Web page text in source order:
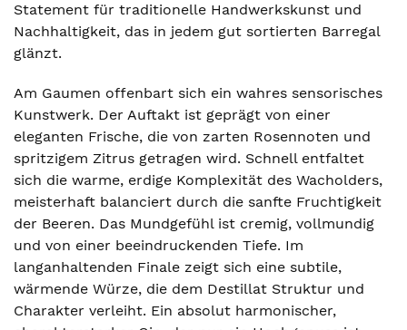
Statement für traditionelle Handwerkskunst und
Nachhaltigkeit, das in jedem gut sortierten Barregal
glänzt.
Am Gaumen offenbart sich ein wahres sensorisches
Kunstwerk. Der Auftakt ist geprägt von einer
eleganten Frische, die von zarten Rosennoten und
spritzigem Zitrus getragen wird. Schnell entfaltet
sich die warme, erdige Komplexität des Wacholders,
meisterhaft balanciert durch die sanfte Fruchtigkeit
der Beeren. Das Mundgefühl ist cremig, vollmundig
und von einer beeindruckenden Tiefe. Im
langanhaltenden Finale zeigt sich eine subtile,
wärmende Würze, die dem Destillat Struktur und
Charakter verleiht. Ein absolut harmonischer,